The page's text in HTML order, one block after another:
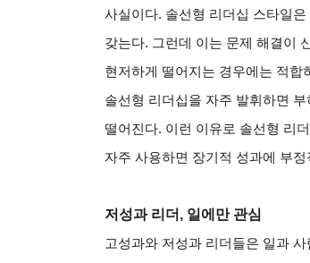
사실이다. 솔선형 리더십 스타일
갖는다. 그런데 이는 문제 해결이
현저하게 떨어지는 경우에는 적
솔선형 리더십을 자주 발휘하면
떨어진다. 이런 이유로 솔선형 리
자주 사용하면 장기적 성과에 부
저성과 리더, 일에만 관심
고성과와 저성과 리더들은 일과